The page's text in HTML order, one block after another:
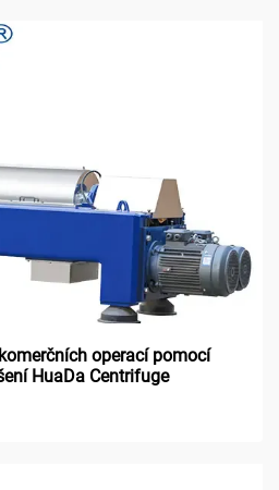
operací pomocí
HuaDa Centrifuge